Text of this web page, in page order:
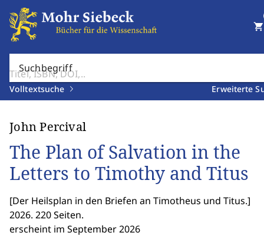
Suchbegriff
Volltextsuche Erweiterte
shopping_cart
John Percival
The Plan of Salvation in the
Letters to Timothy and Titus
[Der Heilsplan in den Briefen an Timotheus und Titus.]
2026. 220 Seiten.
erscheint im September 2026